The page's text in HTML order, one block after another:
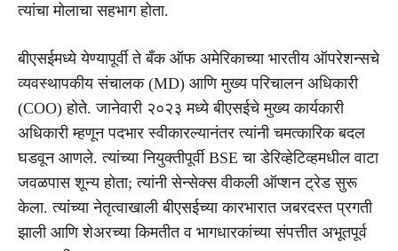
त्यांचा मोलाचा सहभाग होता.
बीएसईमध्ये येण्यापूर्वी ते बँक ऑफ अमेरिकाच्या भारतीय ऑपरेशन्सचे
व्यवस्थापकीय संचालक (MD) आणि मुख्य परिचालन अधिकारी
(COO) होते. जानेवारी २०२३ मध्ये बीएसईचे मुख्य कार्यकारी
अधिकारी म्हणून पदभार स्वीकारल्यानंतर त्यांनी चमत्कारिक बदल
घडवून आणले. त्यांच्या नियुक्तीपूर्वी BSE चा डेरिव्हेटिव्हमधील वाटा
जवळपास शून्य होता; त्यांनी सेन्सेक्स वीकली ऑप्शन ट्रेड सुरू
केला. त्यांच्या नेतृत्वाखाली बीएसईच्या कारभारात जबरदस्त प्रगती
झाली आणि शेअरच्या किमतीत व भागधारकांच्या संपत्तीत अभूतपूर्व